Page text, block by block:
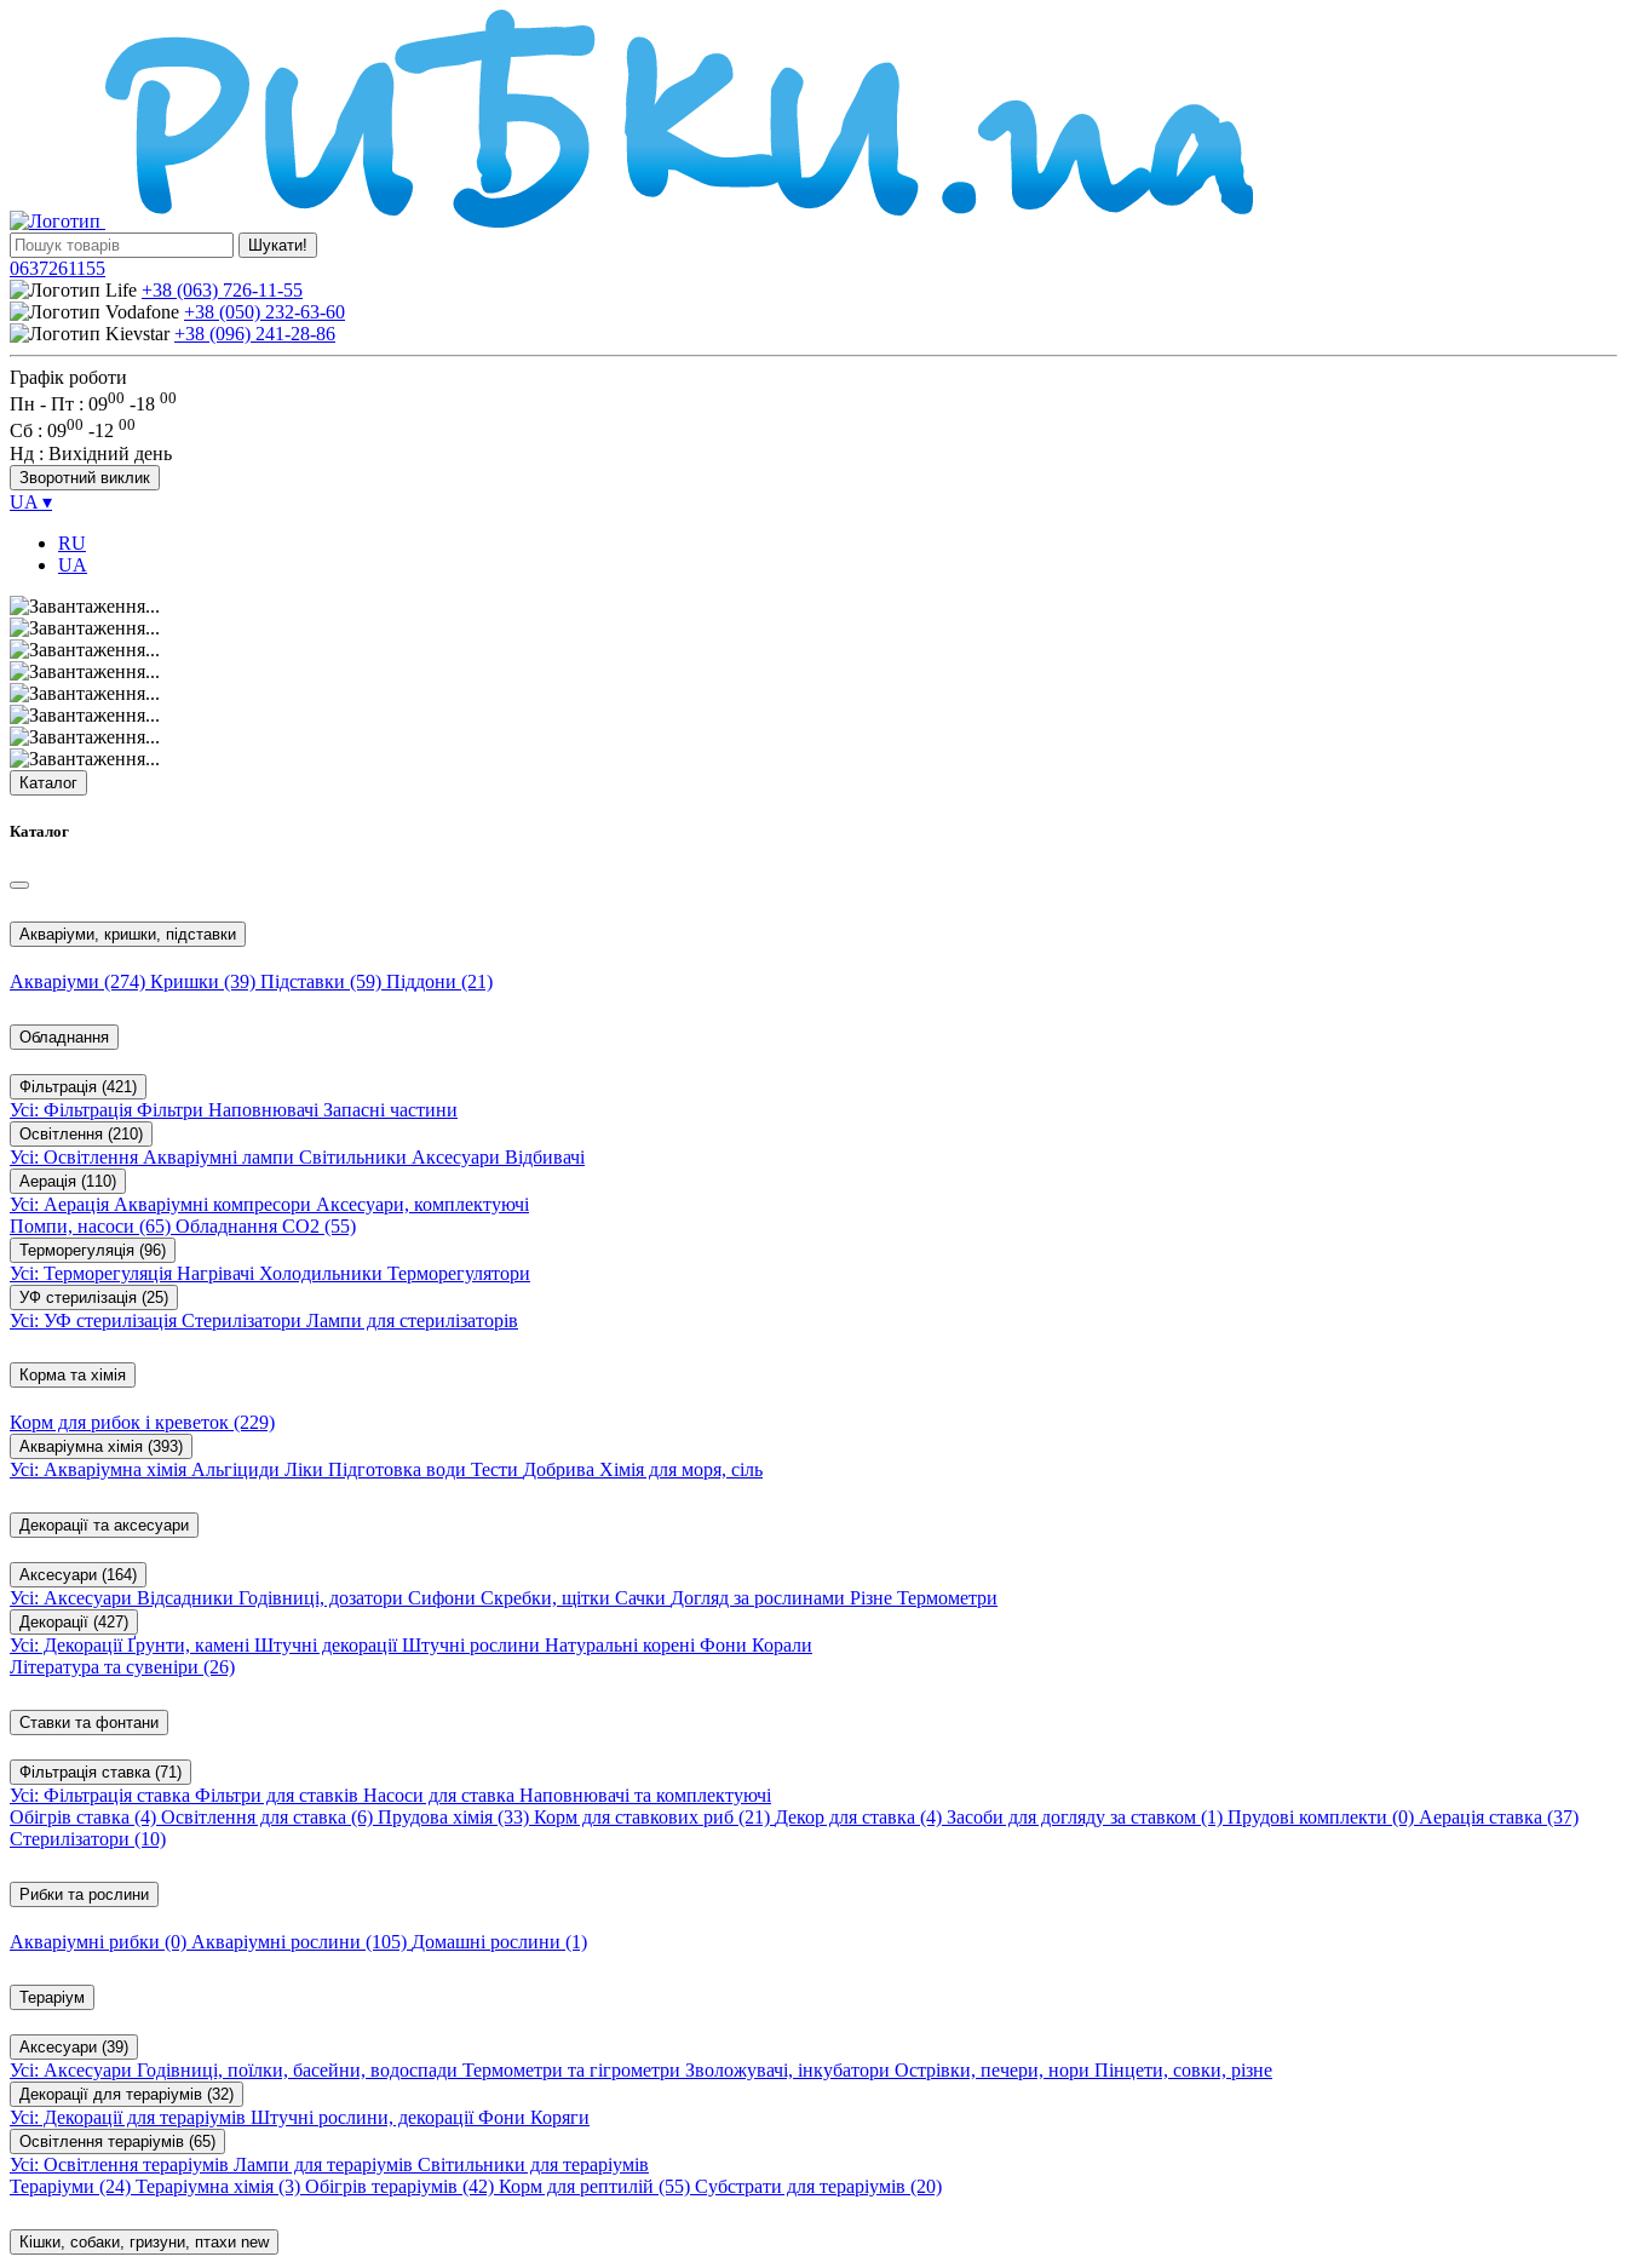
Шукати!
0637261155
+38 (063) 726-11-55
+38 (050) 232-63-60
+38 (096) 241-28-86
Графік роботи
Пн - Пт : 0900 -18 00
Сб : 0900 -12 00
Нд : Вихідний день
Зворотний виклик
UA ▾
RU
UA
Каталог
Каталог
Акваріуми, кришки, підставки
Акваріуми (274) Кришки (39) Підставки (59) Піддони (21)
Обладнання
Фільтрація (421)
Усі: Фільтрація Фільтри Наповнювачі Запасні частини
Освітлення (210)
Усі: Освітлення Акваріумні лампи Світильники Аксесуари Відбивачі
Аерація (110)
Усі: Аерація Акваріумні компресори Аксесуари, комплектуючі
Помпи, насоси (65) Обладнання CO2 (55)
Терморегуляція (96)
Усі: Терморегуляція Нагрівачі Холодильники Терморегулятори
УФ стерилізація (25)
Усі: УФ стерилізація Стерилізатори Лампи для стерилізаторів
Корма та хімія
Корм для рибок і креветок (229)
Акваріумна хімія (393)
Усі: Акваріумна хімія Альгіциди Ліки Підготовка води Тести Добрива Хімія для моря, сіль
Декорації та аксесуари
Аксесуари (164)
Усі: Аксесуари Відсадники Годівниці, дозатори Сифони Скребки, щітки Сачки Догляд за рослинами Різне Термометри
Декорації (427)
Усі: ДекораціїҐрунти, камені Штучні декораціїШтучні рослини Натуральні корені Фони Корали
Література та сувеніри (26)
Ставки та фонтани
Фільтрація ставка (71)
Усі: Фільтрація ставка Фільтри для ставків Насоси для ставка Наповнювачі та комплектуючі
Обігрів ставка (4) Освітлення для ставка (6) Прудова хімія (33) Корм для ставкових риб (21) Декор для ставка (4) Засоби для догляду за ставком (1) Прудові комплекти (0) Аерація ставка (37)
Стерилізатори (10)
Рибки та рослини
Акваріумні рибки (0) Акваріумні рослини (105) Домашні рослини (1)
Тераріум
Аксесуари (39)
Усі: Аксесуари Годівниці, поїлки, басейни, водоспади Термометри та гігрометри Зволожувачі, інкубатори Острівки, печери, нори Пінцети, совки, різне
Декорації для тераріумів (32)
Усі: Декорації для тераріумів Штучні рослини, декораціїФони Коряги
Освітлення тераріумів (65)
Усі: Освітлення тераріумів Лампи для тераріумів Світильники для тераріумів
Тераріуми (24) Тераріумна хімія (3) Обігрів тераріумів (42) Корм для рептилій (55) Субстрати для тераріумів (20)
Кішки, собаки, гризуни, птахи new